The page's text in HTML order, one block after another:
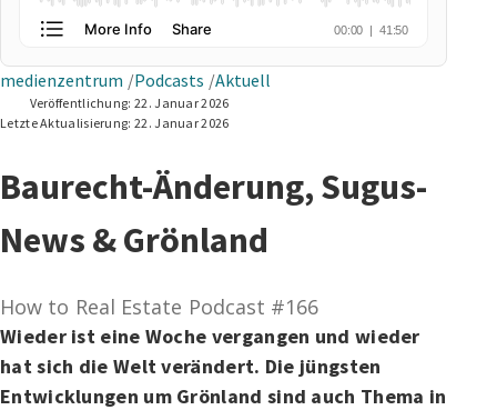
medienzentrum Podcasts Aktuell
Veröffentlichung: 22. Januar 2026
Letzte Aktualisierung: 22. Januar 2026
Baurecht-Änderung, Sugus-
News & Grönland
How to Real Estate Podcast #166
Wieder ist eine Woche vergangen und wieder
hat sich die Welt verändert. Die jüngsten
Entwicklungen um Grönland sind auch Thema in